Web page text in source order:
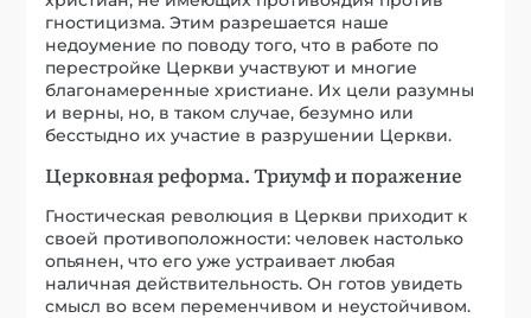
гностицизма. Этим разрешается наше
недоумение по поводу того, что в работе по
перестройке Церкви участвуют и многие
благонамеренные христиане. Их цели разумны
и верны, но, в таком случае, безумно или
бесстыдно их участие в разрушении Церкви.
Церковная реформа. Триумф и поражение
Гностическая революция в Церкви приходит к
своей противоположности: человек настолько
опьянен, что его уже устраивает любая
наличная действительность. Он готов увидеть
смысл во всем переменчивом и неустойчивом.